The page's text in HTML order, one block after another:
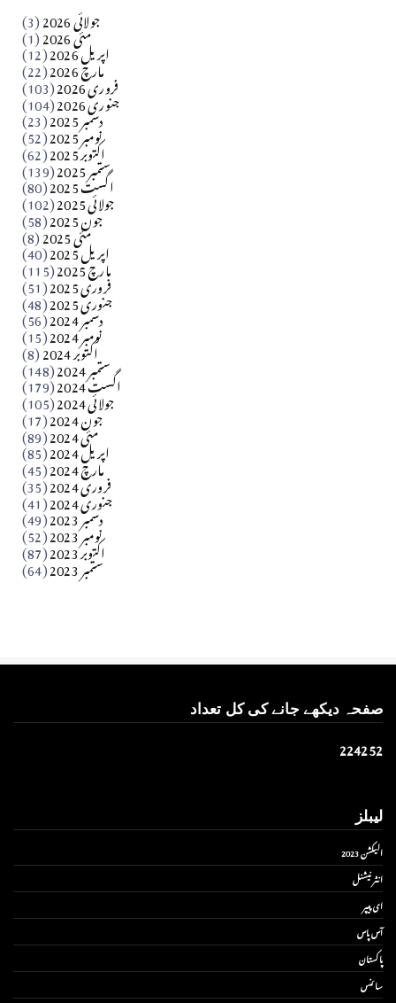
آزاد کشمیر جیسے احتجاج کی ضرورت ہے؟ از،،، ظہیرالدین
جولائی 2026 (3) مئی 2026 (1) اپریل 2026 (12) مارچ 2026 (22) فروری 2026 (103) جنوری 2026 (104) دسمبر 2025 (23) نومبر 2025 (52) اکتوبر 2025 (62) ستمبر 2025 (139) اگست 2025 (80) جولائی 2025 (102) جون 2025 (58) مئی 2025 (8) اپریل 2025 (40) مارچ 2025 (115) فروری 2025 (51) جنوری 2025 (48) دسمبر 2024 (56) نومبر 2024 (15) اکتوبر 2024 (8) ستمبر 2024 (148) اگست 2024 (179) جولائی 2024 (105) جون 2024 (17) مئی 2024 (89) اپریل 2024 (85) مارچ 2024 (45) فروری 2024 (35) جنوری 2024 (41) دسمبر 2023 (49) نومبر 2023 (52) اکتوبر 2023 (87) ستمبر 2023 (64)
صفحہ دیکھے جانے کی کل تعداد
224252
لیبلز
الیکشن 2023
انٹر نیشنل
ای پیپر
آس پاس
پاکستان
سائنس